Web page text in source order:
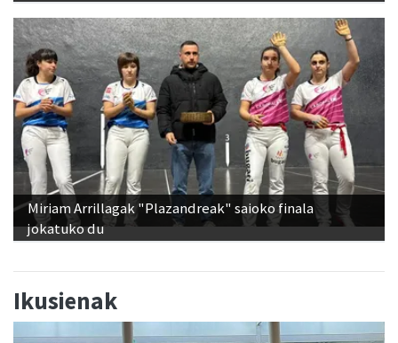
Miriam Arrillagak "Plazandreak" saioko finala
jokatuko du
Ikusienak